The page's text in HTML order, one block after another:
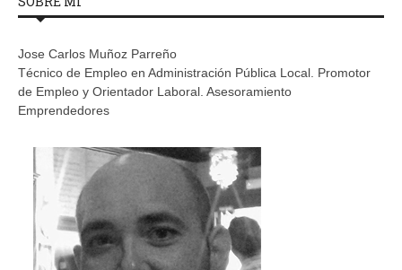
Jose Carlos Muñoz Parreño
Técnico de Empleo en Administración Pública Local. Promotor
de Empleo y Orientador Laboral. Asesoramiento
Emprendedores